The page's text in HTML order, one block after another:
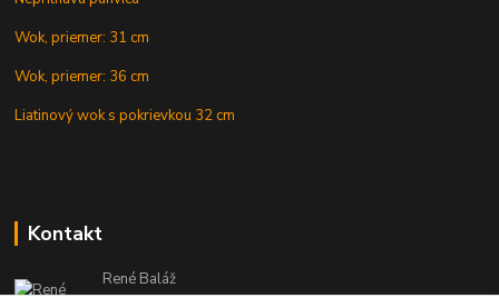
Wok, priemer: 31 cm
Wok, priemer: 36 cm
Liatinový wok s pokrievkou 32 cm
Kontakt
René Baláž